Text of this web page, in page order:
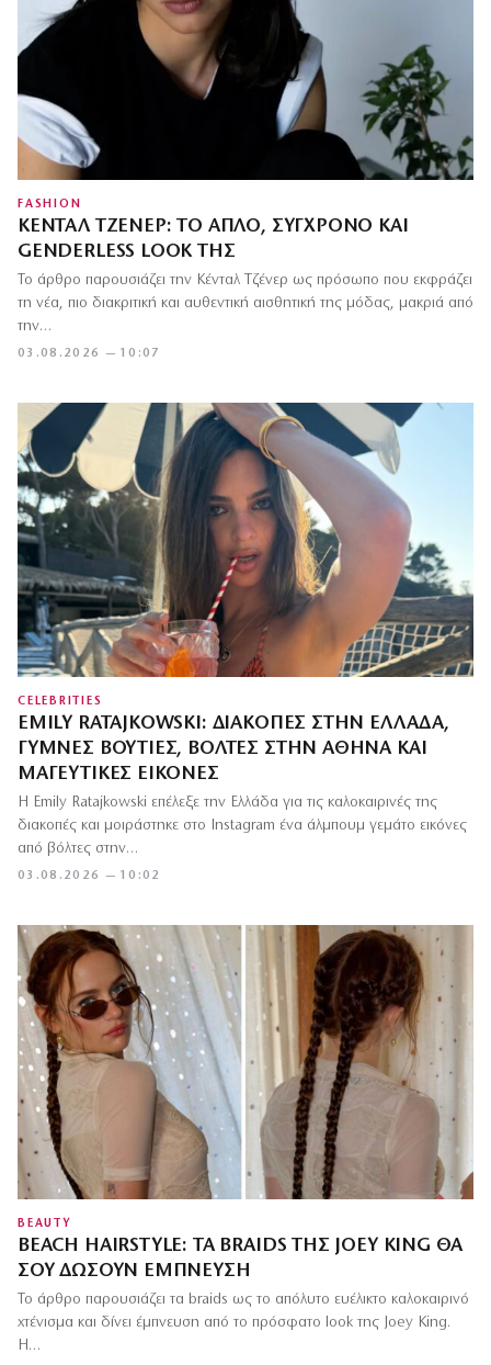
FASHION
ΚΈΝΤΑΛ ΤΖΈΝΕΡ: ΤΟ ΑΠΛΌ, ΣΎΓΧΡΟΝΟ ΚΑΙ
GENDERLESS LOOK ΤΗΣ
03.08.2026 — 10:07
Το άρθρο παρουσιάζει την Κένταλ Τζένερ ως πρόσωπο που εκφράζει
τη νέα, πιο διακριτική και αυθεντική αισθητική της μόδας, μακριά από
την…
CELEBRITIES
EMILY RATAJKOWSKI: ΔΙΑΚΟΠΈΣ ΣΤΗΝ ΕΛΛΆΔΑ,
ΓΥΜΝΈΣ ΒΟΥΤΙΈΣ, ΒΌΛΤΕΣ ΣΤΗΝ ΑΘΉΝΑ ΚΑΙ
ΜΑΓΕΥΤΙΚΈΣ ΕΙΚΌΝΕΣ
03.08.2026 — 10:02
Η Emily Ratajkowski επέλεξε την Ελλάδα για τις καλοκαιρινές της
διακοπές και μοιράστηκε στο Instagram ένα άλμπουμ γεμάτο εικόνες
από βόλτες στην…
BEAUTY
BEACH HAIRSTYLE: ΤΑ BRAIDS ΤΗΣ JOEY KING ΘΑ
ΣΟΥ ΔΏΣΟΥΝ ΈΜΠΝΕΥΣΗ
Το άρθρο παρουσιάζει τα braids ως το απόλυτο ευέλικτο καλοκαιρινό
χτένισμα και δίνει έμπνευση από το πρόσφατο look της Joey King.
Η…